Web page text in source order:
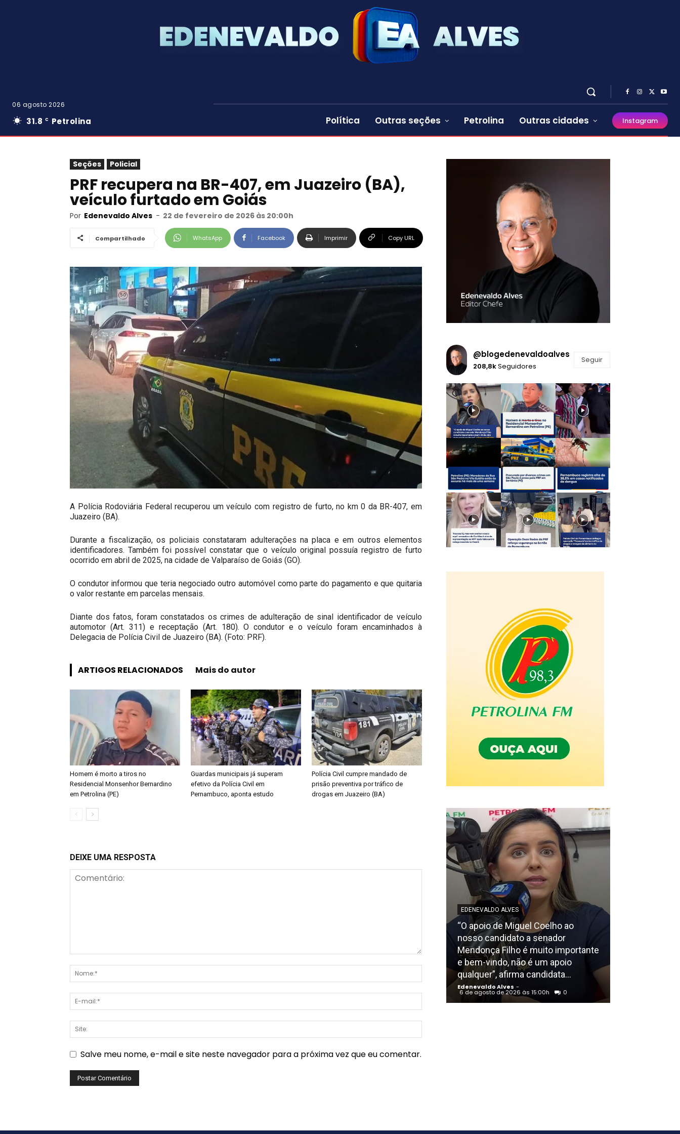
06 agosto 2026
31.8 C Petrolina Política Outras seções Petrolina Outras cidades Instagram
Seções Policial
PRF recupera na BR-407, em Juazeiro (BA),
veículo furtado em Goiás
Por Edenevaldo Alves - 22 de fevereiro de 2026 às 20:00h
Compartilhado WhatsApp Facebook Imprimir Copy URL
A Polícia Rodoviária Federal recuperou um veículo com registro de furto, no km 0 da BR-407, em
Juazeiro (BA).
Durante a fiscalização, os policiais constataram adulterações na placa e em outros elementos
identificadores. Também foi possível constatar que o veículo original possuía registro de furto
ocorrido em abril de 2025, na cidade de Valparaíso de Goiás (GO).
O condutor informou que teria negociado outro automóvel como parte do pagamento e que quitaria
o valor restante em parcelas mensais.
Diante dos fatos, foram constatados os crimes de adulteração de sinal identificador de veículo
automotor (Art. 311) e receptação (Art. 180). O condutor e o veículo foram encaminhados à
Delegacia de Polícia Civil de Juazeiro (BA). (Foto: PRF).
ARTIGOS RELACIONADOS Mais do autor
Homem é morto a tiros no
Residencial Monsenhor Bernardino
em Petrolina (PE)
Guardas municipais já superam
efetivo da Polícia Civil em
Pernambuco, aponta estudo
Polícia Civil cumpre mandado de
prisão preventiva por tráfico de
drogas em Juazeiro (BA)
DEIXE UMA RESPOSTA
Salve meu nome, e-mail e site neste navegador para a próxima vez que eu comentar.
@blogedenevaldoalves
208,8kSeguidores
Seguir
EDENEVALDO ALVES
“O apoio de Miguel Coelho ao
nosso candidato a senador
Mendonça Filho é muito importante
e bem-vindo, não é um apoio
qualquer”, afirma candidata...
Edenevaldo Alves -
6 de agosto de 2026 às 15:00h 0